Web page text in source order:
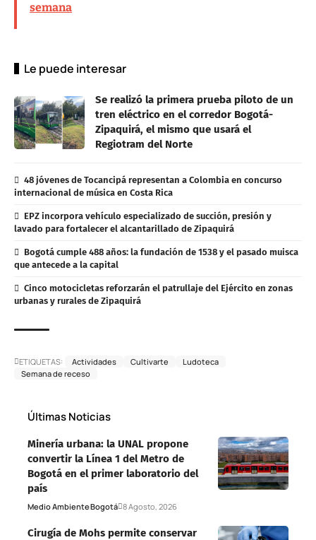
semana
Le puede interesar
Se realizó la primera prueba piloto de un
tren eléctrico en el corredor Bogotá-
Zipaquirá, el mismo que usará el
Regiotram del Norte
48 jóvenes de Tocancipá representan a Colombia en concurso
internacional de música en Costa Rica
EPZ incorpora vehículo especializado de succión, presión y
lavado para fortalecer el alcantarillado de Zipaquirá
Bogotá cumple 488 años: la fundación de 1538 y el pasado muisca
que antecede a la capital
Cinco motocicletas reforzarán el patrullaje del Ejército en zonas
urbanas y rurales de Zipaquirá
ETIQUETAS: Actividades Cultivarte
Ludoteca
Semana de receso
Últimas Noticias
Minería urbana: la UNAL propone
convertir la Línea 1 del Metro de
Bogotá en el primer laboratorio del
país
Medio AmbienteBogotá 8 Agosto, 2026
Cirugía de Mohs permite conservar